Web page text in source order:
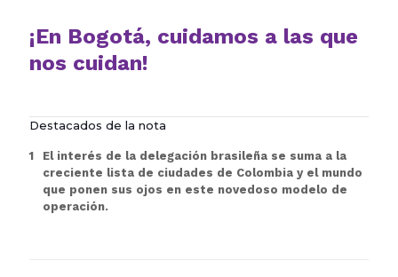
¡En Bogotá, cuidamos a las que
nos cuidan!
Destacados de la nota
El interés de la delegación brasileña se suma a la
creciente lista de ciudades de Colombia y el mundo
que ponen sus ojos en este novedoso modelo de
operación.